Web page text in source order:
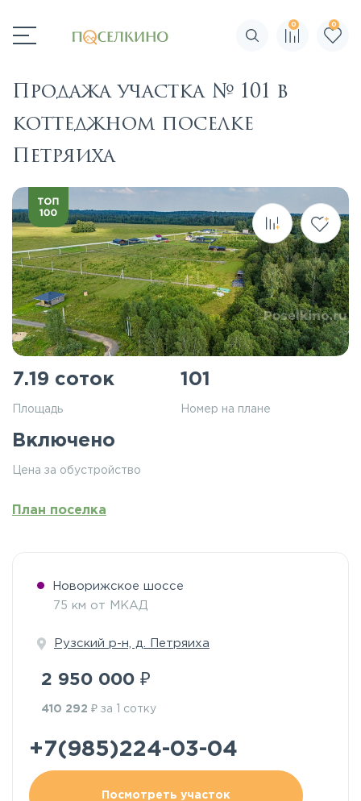
Поиск по сайту
0 0
Продажа участка № 101 в
коттеджном поселке
Петряиха
7.19 соток
Площадь
101
Номер на плане
Включено
Цена за обустройство
План поселка
Новорижское шоссе
75 км от МКАД
Рузский р-н, д. Петряиха
2 950 000 ₽
410 292 ₽ за 1 сотку
+7(985)224-03-04
Посмотреть участок